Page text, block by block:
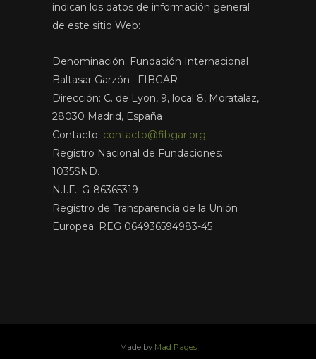
indican los datos de información general
de este sitio Web:
Denominación: Fundación Internacional
Baltasar Garzón –FIBGAR–
Dirección: C. de Lyon, 9, local 8, Moratalaz,
28030 Madrid, España
Contacto: contacto@fibgar.org
Registro Nacional de Fundaciones:
1035SND.
N.I.F.: G-86365319
Registro de Transparencia de la Unión
Europea: REG 064936594983-45
Made by Mad Pages